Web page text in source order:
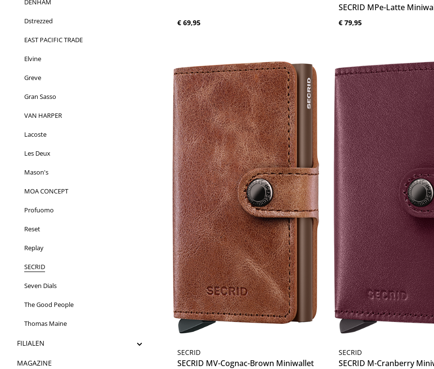
DENHAM
Dstrezzed
EAST PACIFIC TRADE
Elvine
Greve
Gran Sasso
VAN HARPER
Lacoste
Les Deux
Mason's
MOA CONCEPT
Profuomo
Reset
Replay
SECRID
Seven Dials
The Good People
Thomas Maine
FILIALEN
MAGAZINE
Normale prijs:
€ 69,95
SECRID MPe-Latte
Normale prijs:
€ 79,95
Producthoeveelheid: Voer de gewenste
SECRID
SECRID MV-Cognac-Brown Miniwallet
SECRID
SECRID M-Cranberry